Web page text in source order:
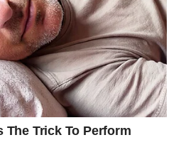
vrate onda kada smo
dani donose snažnu
kontakte koji mogu
Za neke znakove to će biti
je bilo, dok će za druge
novog poglavlja.